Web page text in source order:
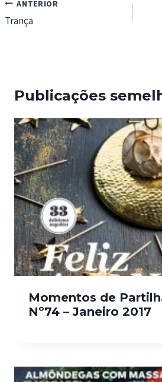
Navegação
de
ANTERIOR
Trança
Publicações
Momentos de
Nº74 – Janeiro 2017